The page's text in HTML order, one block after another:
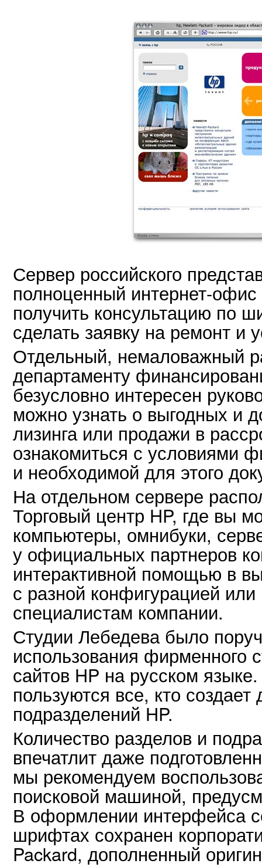
Сервер российского
полноценный интернет-
получить консультацию по
сделать заявку на ремонт и
Отдельный, немаловажный
департаменту
безусловно интересен
можно узнать о выгодных и
лизинга или продажи в
ознакомиться с условиями
и необходимой для этого
На отдельном сервере
Торговый центр HP, где вы
компьютеры, омнибуки,
у официальных партнеров
интерактивной помощью в
с разной конфигурацией
специалистам компании.
Студии Лебедева было
использования фирменного
сайтов HP на русском
пользуются все, кто
подразделений HP.
Количество разделов и
впечатлит даже
мы рекомендуем
поисковой машиной,
В оформлении интерфейса
шрифтах сохранен
Packard, дополненный